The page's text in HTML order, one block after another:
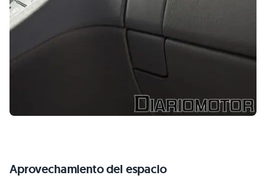
Aprovechamiento del espacio